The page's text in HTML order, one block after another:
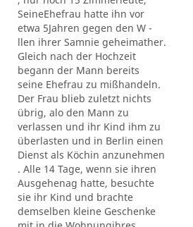
SeineEhefrau hatte ihn vor
etwa 5Jahren gegen den W -
llen ihrer Samnie geheimather.
Gleich nach der Hochzeit
begann der Mann bereits
seine Ehefrau zu mißhandeln.
Der Frau blieb zuletzt nichts
übrig, alo den Mann zu
verlassen und ihr Kind ihm zu
überlasten und in Berlin einen
Dienst als Köchin anzunehmen
. Alle 14 Tage, wenn sie ihren
Ausgehenag hatte, besuchte
sie ihr Kind und brachte
demselben kleine Geschenke